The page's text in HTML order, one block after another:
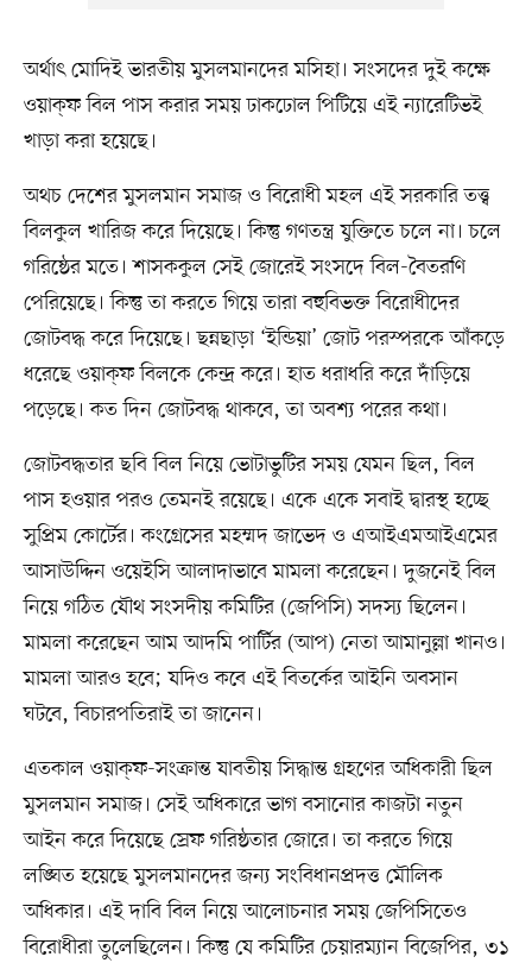
অর্থাৎ মোদিই ভারতীয় মুসলমানদের মসিহা। সংসদের দুই কক্ষে
ওয়াক্ফ বিল পাস করার সময় ঢাকঢোল পিটিয়ে এই ন্যারেটিভই
খাড়া করা হয়েছে।
অথচ দেশের মুসলমান সমাজ ও বিরোধী মহল এই সরকারি তত্ত্ব
বিলকুল খারিজ করে দিয়েছে। কিন্তু গণতন্ত্র যুক্তিতে চলে না। চলে
গরিষ্ঠের মতে। শাসককুল সেই জোরেই সংসদে বিল-বৈতরণি
পেরিয়েছে। কিন্তু তা করতে গিয়ে তারা বহুবিভক্ত বিরোধীদের
জোটবদ্ধ করে দিয়েছে। ছন্নছাড়া ‘ইন্ডিয়া’ জোট পরস্পরকে আঁকড়ে
ধরেছে ওয়াক্‌ফ বিলকে কেন্দ্র করে। হাত ধরাধরি করে দাঁড়িয়ে
পড়েছে। কত দিন জোটবদ্ধ থাকবে, তা অবশ্য পরের কথা।
জোটবদ্ধতার ছবি বিল নিয়ে ভোটাভুটির সময় যেমন ছিল, বিল
পাস হওয়ার পরও তেমনই রয়েছে। একে একে সবাই দ্বারস্থ হচ্ছে
সুপ্রিম কোর্টের। কংগ্রেসের মহম্মদ জাভেদ ও এআইএমআইএমের
আসাউদ্দিন ওয়েইসি আলাদাভাবে মামলা করেছেন। দুজনেই বিল
নিয়ে গঠিত যৌথ সংসদীয় কমিটির (জেপিসি) সদস্য ছিলেন।
মামলা করেছেন আম আদমি পার্টির (আপ) নেতা আমানুল্লা খানও।
মামলা আরও হবে; যদিও কবে এই বিতর্কের আইনি অবসান
ঘটবে, বিচারপতিরাই তা জানেন।
এতকাল ওয়াক্‌ফ-সংক্রান্ত যাবতীয় সিদ্ধান্ত গ্রহণের অধিকারী ছিল
মুসলমান সমাজ। সেই অধিকারে ভাগ বসানোর কাজটা নতুন
আইন করে দিয়েছে স্রেফ গরিষ্ঠতার জোরে। তা করতে গিয়ে
লঙ্ঘিত হয়েছে মুসলমানদের জন্য সংবিধানপ্রদত্ত মৌলিক
অধিকার। এই দাবি বিল নিয়ে আলোচনার সময় জেপিসিতেও
বিরোধীরা তুলেছিলেন। কিন্তু যে কমিটির চেয়ারম্যান বিজেপির, ৩১